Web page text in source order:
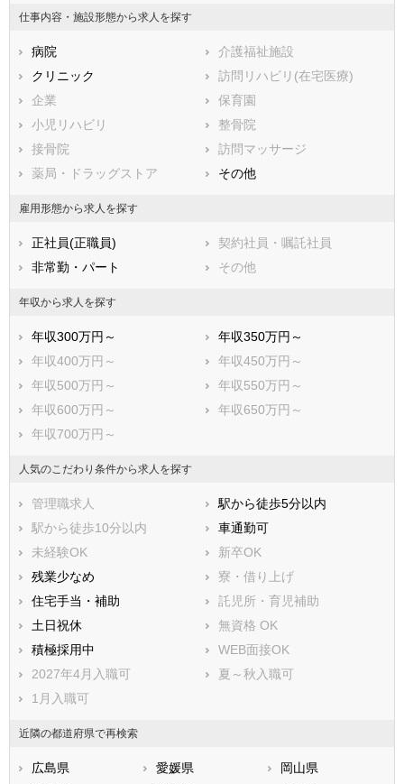
仕事内容・施設形態から求人を探す
病院
介護福祉施設
クリニック
訪問リハビリ(在宅医療)
企業
保育園
小児リハビリ
整骨院
接骨院
訪問マッサージ
薬局・ドラッグストア
その他
雇用形態から求人を探す
正社員(正職員)
契約社員・嘱託社員
非常勤・パート
その他
年収から求人を探す
年収300万円～
年収350万円～
年収400万円～
年収450万円～
年収500万円～
年収550万円～
年収600万円～
年収650万円～
年収700万円～
人気のこだわり条件から求人を探す
管理職求人
駅から徒歩5分以内
駅から徒歩10分以内
車通勤可
未経験OK
新卒OK
残業少なめ
寮・借り上げ
住宅手当・補助
託児所・育児補助
土日祝休
無資格 OK
積極採用中
WEB面接OK
2027年4月入職可
夏～秋入職可
1月入職可
近隣の都道府県で再検索
広島県 愛媛県
岡山県